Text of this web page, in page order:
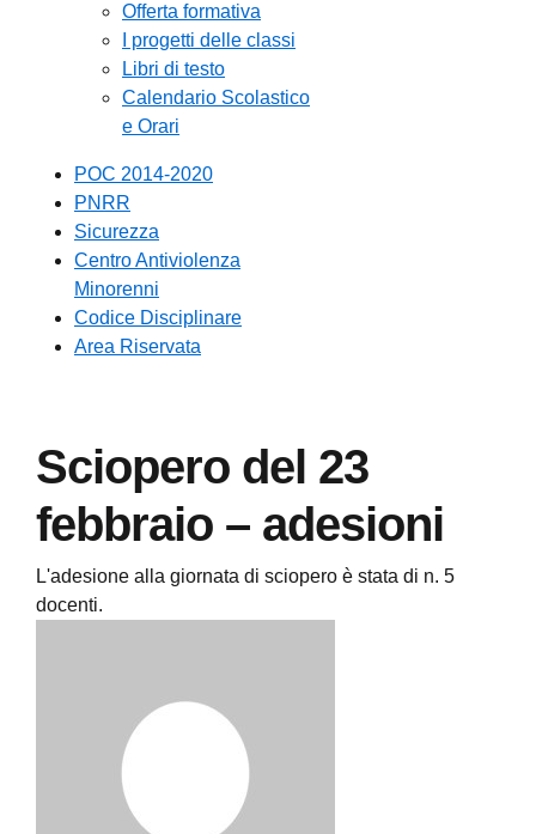
Offerta formativa
I progetti delle classi
Libri di testo
Calendario Scolastico
e Orari
POC 2014-2020
PNRR
Sicurezza
Centro Antiviolenza
Minorenni
Codice Disciplinare
Area Riservata
Sciopero del 23
febbraio – adesioni
L'adesione alla giornata di sciopero è stata di n. 5
docenti.